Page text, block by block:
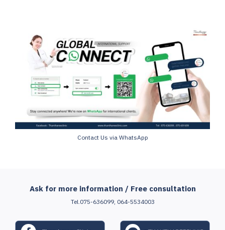
Contact Us via WhatsApp
Ask for more information / Free consultation
Tel.075-636099, 064-5534003